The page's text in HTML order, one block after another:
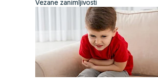
Vezane zanimljivosti